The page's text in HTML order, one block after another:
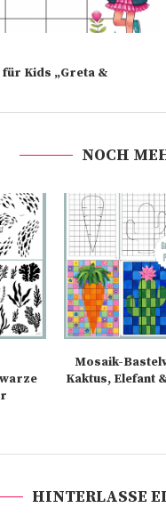
für Kids „Greta &
NOCH
Mosaik-
Kaktus, Elefant
HINTERLASSE